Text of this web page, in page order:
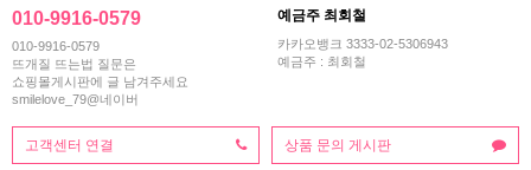
010-9916-0579
010-9916-0579
뜨개질 뜨는법 질문은
쇼핑몰게시판에 글 남겨주세요
smilelove_79@네이버
예금주 최회철
카카오뱅크 3333-02-5306943
예금주 : 최회철
고객센터 연결 상품 문의 게시판